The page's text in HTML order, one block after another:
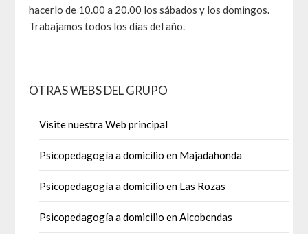
hacerlo de 10.00 a 20.00 los sábados y los domingos.
Trabajamos todos los días del año.
OTRAS WEBS DEL GRUPO
Visite nuestra Web principal
Psicopedagogía a domicilio en Majadahonda
Psicopedagogía a domicilio en Las Rozas
Psicopedagogía a domicilio en Alcobendas